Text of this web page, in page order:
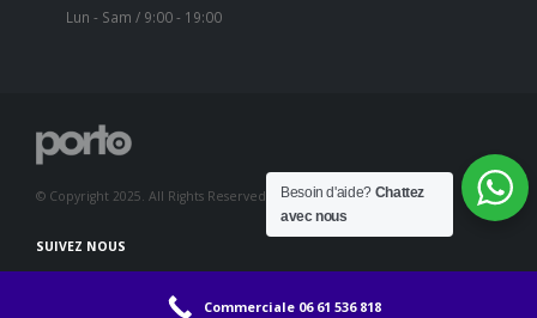
Lun - Sam / 9:00 - 19:00
© Copyright 2025. All Rights Reserved.
SUIVEZ NOUS
Besoin d'aide? Chattez
avec nous
Commerciale 06 61 536 818